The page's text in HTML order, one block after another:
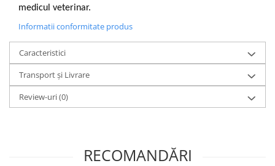
medicul veterinar.
Informatii conformitate produs
Caracteristici
Transport și Livrare
Review-uri(0)
RECOMANDĂRI